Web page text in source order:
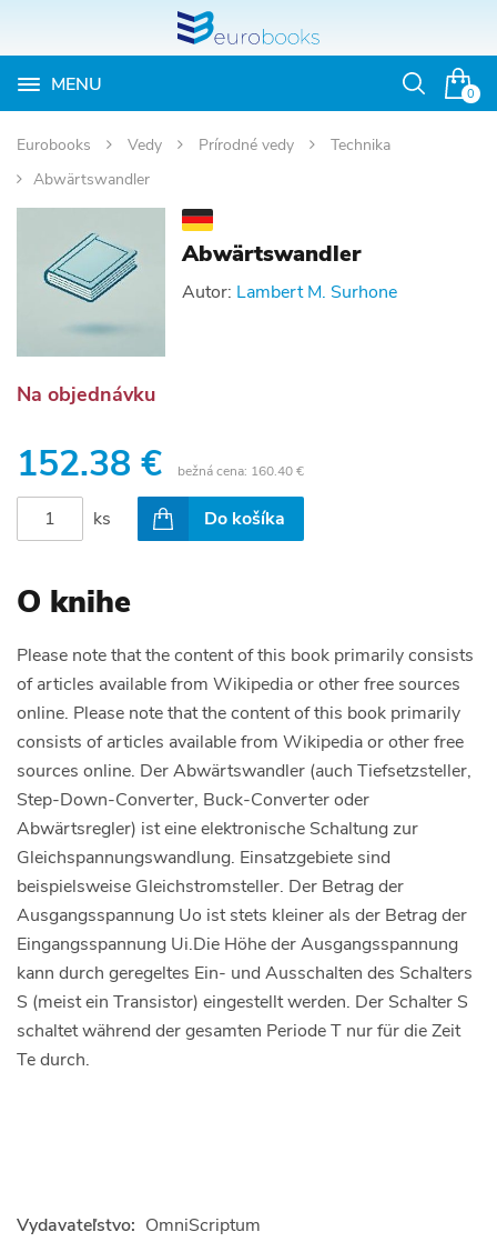
0
MENU
Otvoriť
Eurobooks Vedy Prírodné vedy
Technika
Abwärtswandler
Abwärtswandler
Autor: Lambert M. Surhone
Na objednávku
152.38 € bežná cena: 160.40 €
ks Do košíka
O knihe
Please note that the content of this book primarily consists
of articles available from Wikipedia or other free sources
online. Please note that the content of this book primarily
consists of articles available from Wikipedia or other free
sources online. Der Abwärtswandler (auch Tiefsetzsteller,
Step-Down-Converter, Buck-Converter oder
Abwärtsregler) ist eine elektronische Schaltung zur
Gleichspannungswandlung. Einsatzgebiete sind
beispielsweise Gleichstromsteller. Der Betrag der
Ausgangsspannung Uo ist stets kleiner als der Betrag der
Eingangsspannung Ui.Die Höhe der Ausgangsspannung
kann durch geregeltes Ein- und Ausschalten des Schalters
S (meist ein Transistor) eingestellt werden. Der Schalter S
schaltet während der gesamten Periode T nur für die Zeit
Te durch.
Vydavateľstvo: OmniScriptum